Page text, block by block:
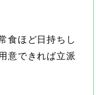
食ほど日持ちし
意できれば立派